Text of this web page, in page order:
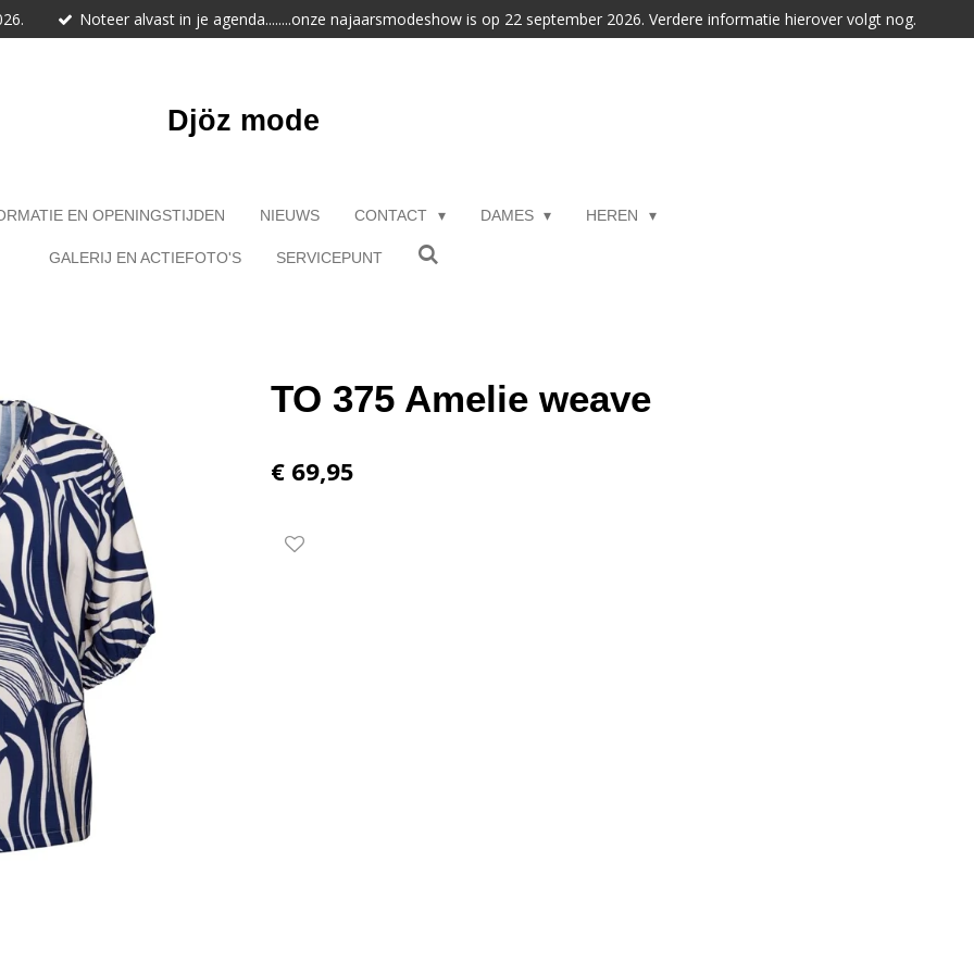
Noteer alvast in je agenda........onze najaarsmodeshow is op 22 september 2026. Verdere informatie hierover volgt nog.
Djöz mode
EN OPENINGSTIJDEN NIEUWS CONTACT DAMES HEREN
GALERIJ EN ACTIEFOTO'S SERVICEPUNT
TO 375 Amelie weave
€ 69,95